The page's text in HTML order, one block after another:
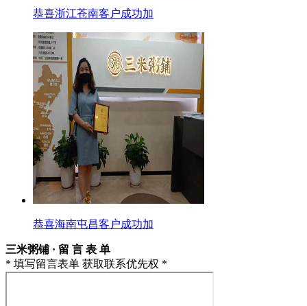
恭喜浙江苍南客户成功加
恭喜海南屯昌客户成功加
三米粥铺 · 留 言 表 单
* 填写留言表单 获取联系优先权 *